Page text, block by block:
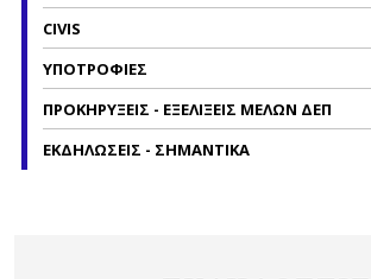
CIVIS
ΥΠΟΤΡΟΦΙΕΣ
ΠΡΟΚΗΡΥΞΕΙΣ - ΕΞΕΛΙΞΕΙΣ ΜΕΛΩΝ ΔΕΠ
ΕΚΔΗΛΩΣΕΙΣ - ΣΗΜΑΝΤΙΚΑ